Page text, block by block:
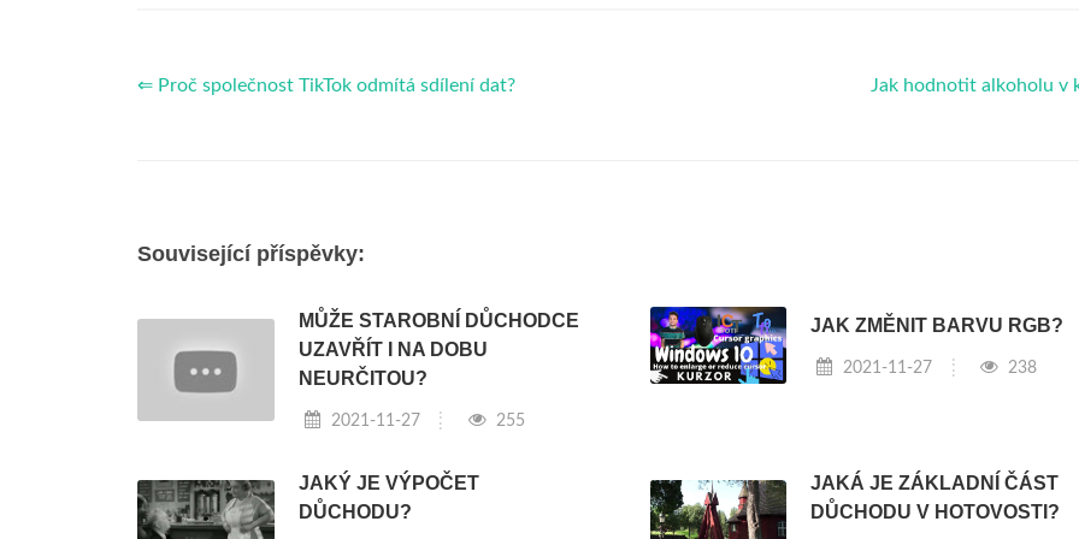
⇐ Proč společnost TikTok odmítá sdílení dat? Jak hodnotit alkoholu v
Související příspěvky:
MŮŽE STAROBNÍ DŮCHODCE
UZAVŘÍT I NA DOBU
NEURČITOU?
2021-11-27 255
JAK ZMĚNIT BARVU RGB?
2021-11-27 238
JAKÝ JE VÝPOČET
DŮCHODU?
JAKÁ JE ZÁKLADNÍ ČÁST
DŮCHODU V HOTOVOSTI?